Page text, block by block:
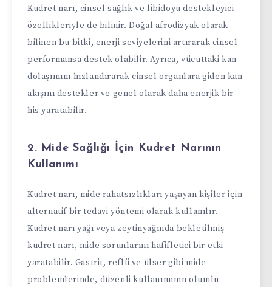
Kudret narı, cinsel sağlık ve libidoyu destekleyici
özellikleriyle de bilinir. Doğal afrodizyak olarak
bilinen bu bitki, enerji seviyelerini artırarak cinsel
performansa destek olabilir. Ayrıca, vücuttaki kan
dolaşımını hızlandırarak cinsel organlara giden kan
akışını destekler ve genel olarak daha enerjik bir
his yaratabilir.
2. Mide Sağlığı İçin Kudret Narının
Kullanımı
Kudret narı, mide rahatsızlıkları yaşayan kişiler için
alternatif bir tedavi yöntemi olarak kullanılır.
Kudret narı yağı veya zeytinyağında bekletilmiş
kudret narı, mide sorunlarını hafifletici bir etki
yaratabilir. Gastrit, reflü ve ülser gibi mide
problemlerinde, düzenli kullanımının olumlu